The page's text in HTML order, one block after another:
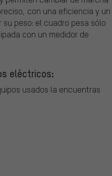
con una eficiencia y un
peso: el cuadro pesa sólo
con un medidor de
eléctricos:
usados la encuentras